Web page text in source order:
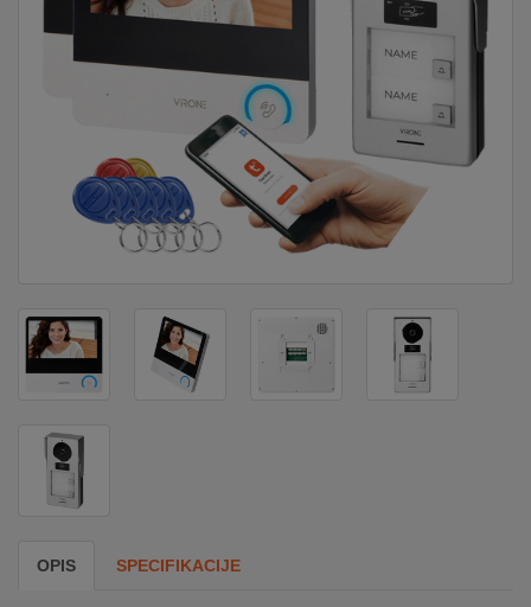
KUĆANSKI
KLIMATIZACIJA
OPIS SPECIFIKACIJE